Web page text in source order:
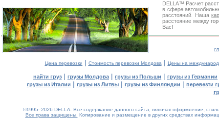
DELLA™ Расчет
в сфере
расстояний. Наша
расстояние между
Вас!
Цена перевозки | Стоимость перевозки Молдова | Цены на
найти груз | грузы Молдова | грузы из Польши | грузы из Германии
грузы из Италии | грузы из Литвы| грузы из Финляндии | перевезти
©1995–2026 DELLA. Все содержание данного сайта, включая оформление,
Все права защищены. Копирование и размещение в других средствах